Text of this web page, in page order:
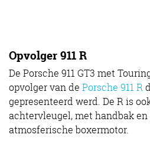
Opvolger 911 R
De Porsche 911 GT3 met
opvolger van de Porsche 911 R
gepresenteerd werd. De R is
achtervleugel, met handbak en
atmosferische boxermotor.